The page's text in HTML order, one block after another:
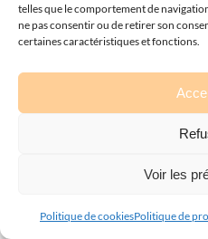
telles que le comportement de
ne pas consentir ou de retirer son
certaines caractéristiques et fonctions.
Voir les
Politique de cookiesPolitique de
doit-on partir ?